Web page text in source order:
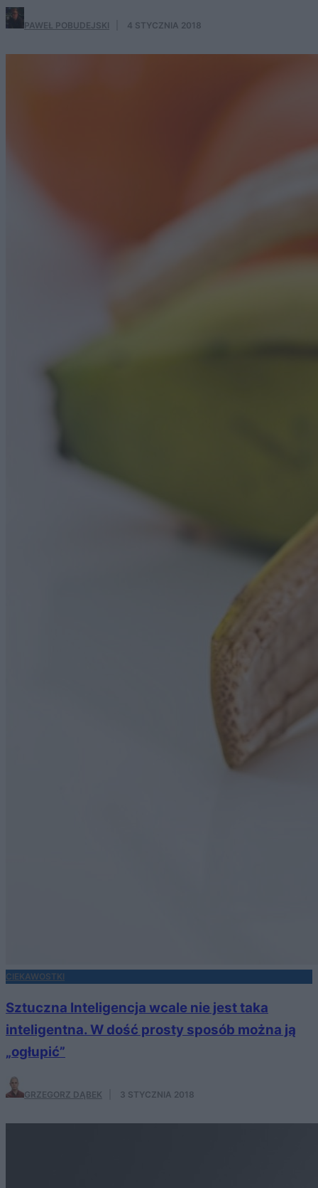
PAWEŁ POBUDEJSKI 4 STYCZNIA 2018
CIEKAWOSTKI
Sztuczna Inteligencja wcale nie jest taka
inteligentna. W dość prosty sposób można ją
„ogłupić”
GRZEGORZ DĄBEK 3 STYCZNIA 2018